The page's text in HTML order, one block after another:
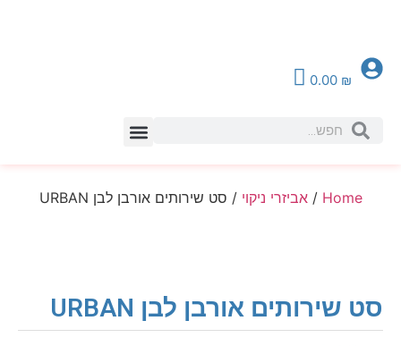
0.00 ₪
Home
/אביזרי ניקוי / סט שירותים אורבן לבן URBAN
סט שירותים אורבן לבן URBAN